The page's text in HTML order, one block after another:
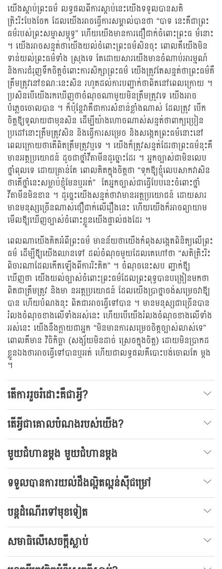
យើងស្តាប់ព្រះធម៌ លទ្ធផលពីការស្តាប់នេះយើងទទួលបានសតិ
ត្រិះរិះបែងចែក ដែលយើងអាចធ្វើការសម្គាល់បានថា “បាទ នេះគឺជាព្រះ
ធម៌របស់ព្រះសម្មាសម្ពុទ្ធ” ហើយយើងមានការជឿជាក់ចំពោះព្រះធ ម៌នោះ
។ យើងអាចសន្មត់ថាយើងយល់ចំពោះព្រះធម៌សិនចុះ ពោលគឺយើងមិន
ទាន់យល់ព្រះធម៌ទាំង ស្រុងទេ តែដោយសារយើងមានចំណាប់អារម្មណ៍
និងការជំរុញទឹកចិត្តចំពោះការសិក្សាព្រះធម៌ យើងត្រូវតែសន្មត់ថាព្រះធម៌គឺ
ត្រឹមត្រូវនៅខណៈនេះសិន រហូតដល់ការបញ្ជាក់ថាពិតនៅពេលក្រោយ ។
ប្រសិនបើយើងរកឃើញថាចំណុចណាមួយមិនត្រឹមត្រូវទេ យើងអាច
បំភ្លេចចោលបាន ។ ក៏ប៉ុន្តែវាគឺជាការសំខាន់ខ្លាំងណាស់ ដែលត្រូវ បើក
ចិត្តឪ្យទូលាយជាមុនសិន ដើម្បីយ៉ាងហោចណាស់សន្មត់ថាពាក្យប្រៀន
ប្រដៅនោះត្រឹមត្រូវសិន និងធ្វើការសម្រេច និងសង្កេតព្រះធម៌នោះនៅ
ពេលក្រោយថាតើពិតត្រឹមត្រូវឬទេ ។ យើងក៏ត្រូវសន្មត់ដែរថាព្រះធម៌នុះគឺ
មានអត្ថប្រយោជន៍ ដូចជាថ្នាំវីតាមីនដូច្នោះដែរ ។ អ្នកច្បាស់ជាមិនលេប
ថ្នាំពុលទេ ដោយគ្រាន់តែ ពោលគិតក្នុងចិត្តថា “ទុកឪ្យខ្ញុំលេបសាកវាសិន
ថាតើថ្នាំនេះសម្លាប់ខ្ញុំមែនឬអត់” តែអ្នកច្បាស់ជាធ្វើបែបនេះចំពោះថ្នាំ
វីតាមីនមិនខាន ។ ដូច្នេះយើងសន្មត់ថាវាមានអត្ថប្រយោជន៍ ដោយសារ
មានមនុស្សច្រើនណាស់ជឿជាក់លើរឿងនេះ ហើយយើងក៏អាចព្យាយាម
មើលឪ្យឃើញច្បាស់ចំពោះខ្លួនយើងផ្ទាល់ផងដែរ ។
ពេលណាយើងគិតអំពីព្រះធម៌ មានន័យថាយើងកំពុងសង្កេតពិនិត្យលើព្រះ
ធម៌ ដើម្បីឪ្យយើងឈានទៅ ដល់ចំណុចមួយដែលគេហៅថា “សតិត្រិះរិះ
ពិចារណាដែលកើតឡើងពីការរិះគិត” ។ ចំណុចនេះសប ញ្ជាក់ឪ្យ
ឃើញថា យើងយល់ច្បាស់ចំពោះព្រះធម៌ដែលព្រះពុទ្ធបានបង្រៀនមកថា
ពិតជាត្រឹមត្រូវ និងមា នអត្ថប្រយោជន៍ ដែលយើងប្រាថ្នាចង់សម្រេចវាឪ្យ
បាន ហើយបំណងនុះ ពិតជាអាចធ្វើទៅបាន ។ មានមនុស្សជាច្រើនបាន
រំលងចំណុចខាងលើទាំងអស់នេះ ហើយបើយើងរំលងចំណុចខាងលើទាំង
អស់នេះ យើងនឹងក្លាយជាអ្នក “មិនមានការសម្រេចចិត្តច្បាស់លាស់ទេ”
ពោលគឺមាន វិចិកិច្ឆា (សង្ស័យមិនដាច់ ស្រេចក្នុងចិត្ត) ដោយមិនប្រាកដ
ខ្លួនឯងថាអាចធ្វើទៅបានឬអត់ ហើយជាលទ្ធផលគឺបោះបង់ចោលតែ ម្តង
។
តើការរួចរំដោះគឺជាអ្វី?
តើអ្វីជាគោលបំណងរបស់យើង?
មួយជំហានម្តង មួយជំហានម្តង
ទទួលបានការយល់ដឹងល្អិតល្អន់សុីជម្រៅ
បន្តដំណើរទៅមុខទៀត
សមាធិលើសេចក្តីស្លាប់